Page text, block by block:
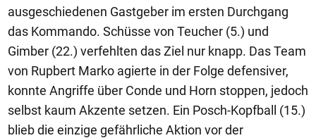
ausgeschiedenen Gastgeber im ersten Durchgang
das Kommando. Schüsse von Teucher (5.) und
Gimber (22.) verfehlten das Ziel nur knapp. Das Team
von Rupbert Marko agierte in der Folge defensiver,
konnte Angriffe über Conde und Horn stoppen, jedoch
selbst kaum Akzente setzen. Ein Posch-Kopfball (15.)
blieb die einzige gefährliche Aktion vor der